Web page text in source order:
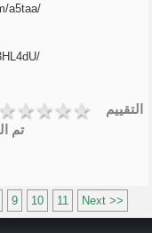
a5taa/
التقييم
تم
9 10 11 Next >>